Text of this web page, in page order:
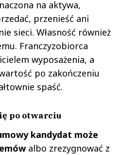
na aktywa,
przenieść ani
sieci. Własność również
Franczyzobiorca
wyposażenia, a
po zakończeniu
spaść.
po otwarciu
kandydat może
albo zrezygnować z